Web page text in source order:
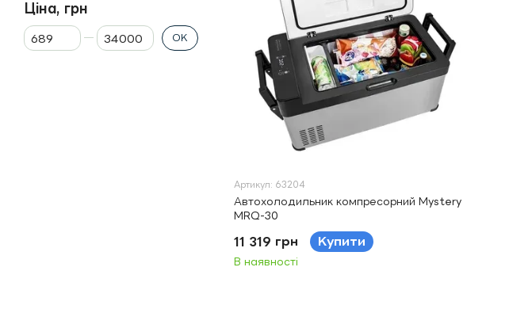
Артикул: 63204
Автохолодильник компресорний Mystery
MRQ-30
11 319 грн Купити
В наявності
Ціна, грн
Від Ціна, грн
До Ціна, грн
ОК